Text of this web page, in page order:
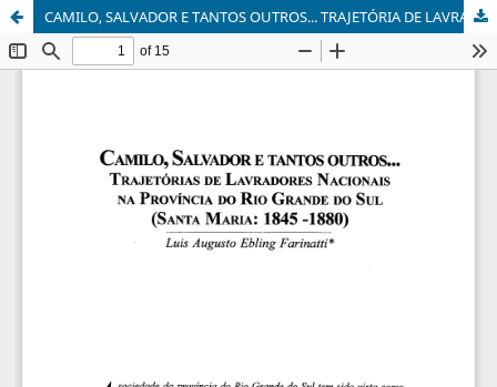
CAMILO, SALVADOR E TANTOS OUTROS... TRAJETÓRIA DE LAVRADORES NACIONAIS NA PROVÍNCIA DO RIO GRANDE DO SUL (SANTA MARIA: 1845-1880)